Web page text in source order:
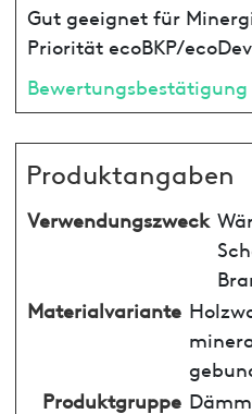
Gut geeignet für
Priorität ecoBKP/
Bewertungsbestätigung
Produktangaben
Verwendungszweck
Materialvariante
Produktgruppe